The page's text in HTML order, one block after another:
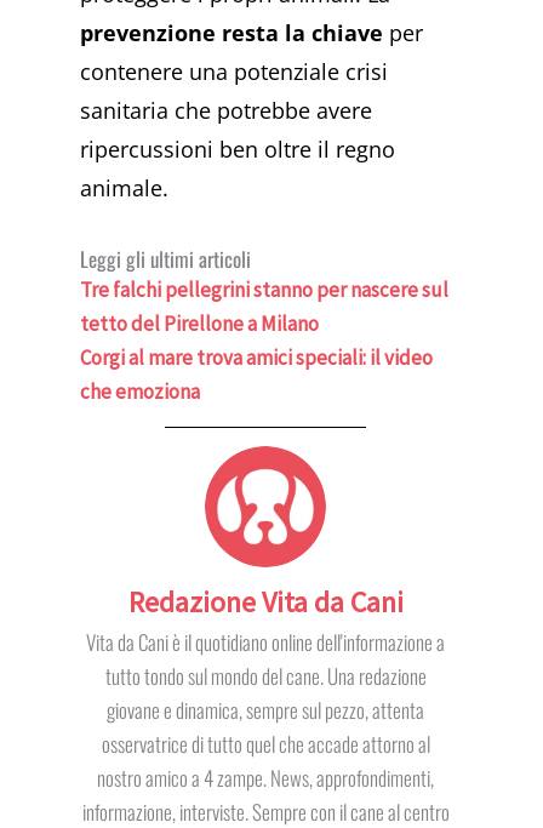
prevenzione resta la chiave per
contenere una potenziale crisi
sanitaria che potrebbe avere
ripercussioni ben oltre il regno
animale.
Leggi gli ultimi articoli
Tre falchi pellegrini stanno per nascere sul
tetto del Pirellone a Milano
Corgi al mare trova amici speciali: il video
che emoziona
Redazione Vita da Cani
Vita da Cani è il quotidiano online dell'informazione a
tutto tondo sul mondo del cane. Una redazione
giovane e dinamica, sempre sul pezzo, attenta
osservatrice di tutto quel che accade attorno al
nostro amico a 4 zampe. News, approfondimenti,
informazione, interviste. Sempre con il cane al centro